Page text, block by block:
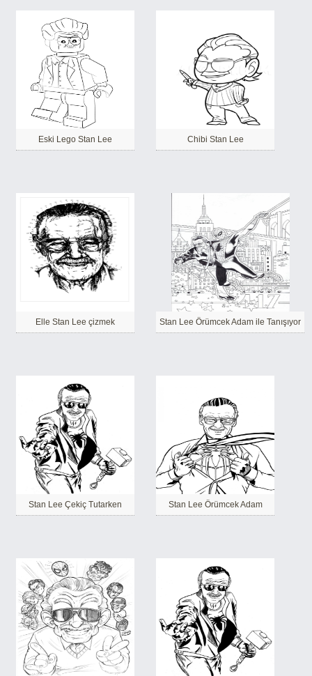
Eski Lego Stan Lee Chibi Stan Lee
Elle Stan Lee çizmek Stan Lee Örümcek Adam ile Tanışıyor
Stan Lee Çekiç Tutarken Stan Lee Örümcek Adam